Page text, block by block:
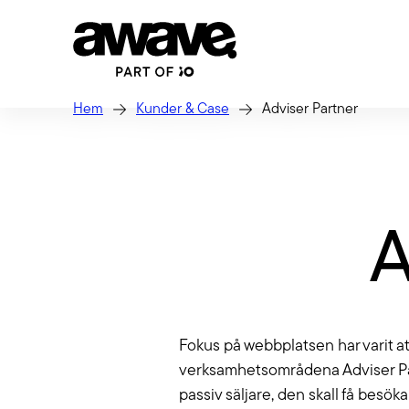
Ditt nästa lead googlar inte – de
frågar AI. Med GEO (Generative
Engine Optimization) gör vi ditt
Tech
Laravel
När du
Hem Kunder & Case Adviser Partner
Fokus på webbplatsen har varit
verksamhetsområdena Adviser
passiv säljare, den skall få